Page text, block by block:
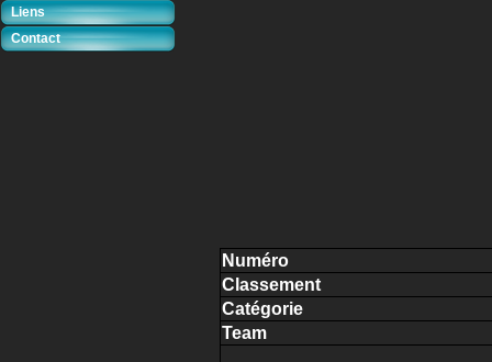
Liens
Contact
Numéro
Classement
Catégorie
Team